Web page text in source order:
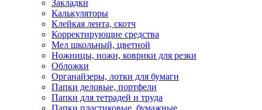
Закладки
Калькуляторы
Клейкая лента, скотч
Корректирующие средства
Мел школьный, цветной
Ножницы, ножи, коврики для резки
Обложки
Органайзеры, лотки для бумаги
Папки деловые, портфели
Папки для тетрадей и труда
Папки пластиковые, бумажные